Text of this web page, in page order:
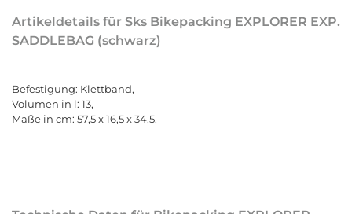
Artikeldetails für Sks Bikepacking EXPLORER EXP.
SADDLEBAG (schwarz)
Befestigung: Klettband,
Volumen in l: 13,
Maße in cm: 57,5 x 16,5 x 34,5,